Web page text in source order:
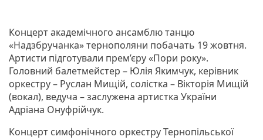
Концерт академічного ансамблю танцю
«Надзбручанка» тернополяни побачать 19 жовтня.
Артисти підготували прем’єру «Пори року».
Головний балетмейстер – Юлія Якимчук, керівник
оркестру – Руслан Мищій, солістка – Вікторія Мищій
(вокал), ведуча – заслужена артистка України
Адріана Онуфрійчук.
Концерт симфонічного оркестру Тернопільської